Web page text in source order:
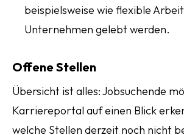
beispielsweise wie flexible
Unternehmen gelebt werden.
Offene Stellen
Übersicht ist alles: Jobsuchende
Karriereportal auf einen Blick
welche Stellen derzeit noch nicht